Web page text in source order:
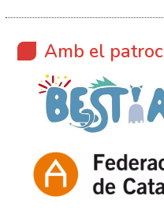
Amb el